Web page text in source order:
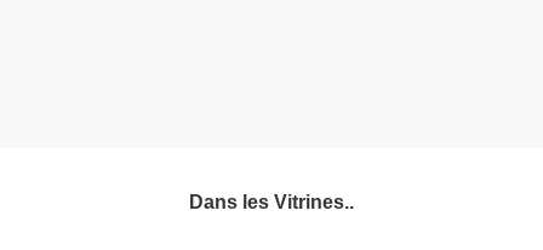
Dans les Vitrines..